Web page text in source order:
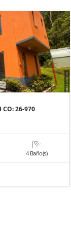
CO: 26-970
4 Baño(s)